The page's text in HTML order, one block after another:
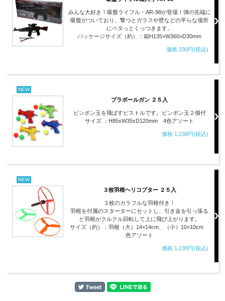
みんな大好き！吸盤ライフル・AR-98が登場！弾の先端に
吸盤がついており、撃つとガラスや壁などの平らな場所
にペタっとくっつきます。
パッケージサイズ（約）：箱H135×W360×D30mm
価格:330円(税込)
NEW
プラボールガン ２５入
ピンポン玉を飛ばすピストルです。ピンポン玉２個付
サイズ ：H85xW35xD120mm 4色アソート
価格:1,238円(税込)
NEW
３枚羽根ヘリコプター ２５入
３枚のカラフルな羽根付き！
羽根を付属のスターターにセットし、引き金を引っ張る
と羽根がクルクル回転して上に飛び上がります。
サイズ（約）：羽根（大）14×14cm、（小）10×10cm
色アソート
価格:1,238円(税込)